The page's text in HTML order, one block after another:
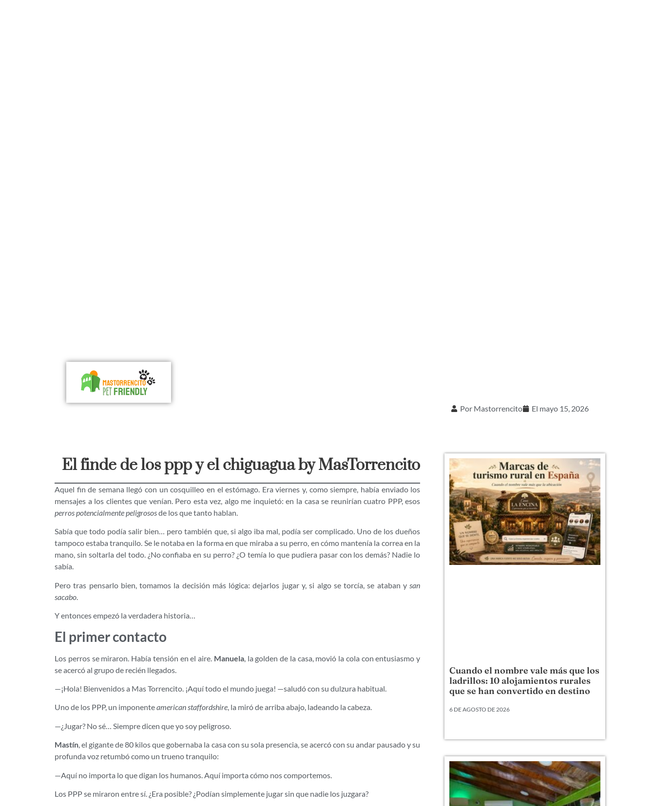
Por Mastorrencito El mayo 15, 2026
El finde de los ppp y el chiguagua by MasTorrencito
Aquel fin de semana llegó con un cosquilleo en el estómago. Era viernes y, como siempre, había enviado los
mensajes a los clientes que venían. Pero esta vez, algo me inquietó: en la casa se reunirían cuatro PPP, esos
perros potencialmente peligrososde los que tanto hablan.
Sabía que todo podía salir bien… pero también que, si algo iba mal, podía ser complicado. Uno de los dueños
tampoco estaba tranquilo. Se le notaba en la forma en que miraba a su perro, en cómo mantenía la correa en la
mano, sin soltarla del todo. ¿No confiaba en su perro? ¿O temía lo que pudiera pasar con los demás? Nadie lo
sabía.
Pero tras pensarlo bien, tomamos la decisión más lógica: dejarlos jugar y, si algo se torcía, se ataban y san
sacabo
Y entonces empezó la verdadera historia…
El primer contacto
Los perros se miraron. Había tensión en el aire. Manuela, la golden de la casa, movió la cola con entusiasmo y
se acercó al grupo de recién llegados.
—¡Hola! Bienvenidos a Mas Torrencito. ¡Aquí todo el mundo juega! —saludó con su dulzura habitual.
Uno de los PPP, un imponenteamerican staffordshire, la miró de arriba abajo, ladeando la cabeza.
—¿Jugar? No sé… Siempre dicen que yo soy peligroso.
Mastín, el gigante de 80 kilos que gobernaba la casa con su sola presencia, se acercó con su andar pausado y su
profunda voz retumbó como un trueno tranquilo:
—Aquí no importa lo que digan los humanos. Aquí importa cómo nos comportemos.
Los PPP se miraron entre sí. ¿Era posible? ¿Podían simplemente jugar sin que nadie los juzgara?
Cuando el nombre vale más que los
ladrillos: 10 alojamientos rurales
que se han convertido en destino
6 DE AGOSTO DE 2026